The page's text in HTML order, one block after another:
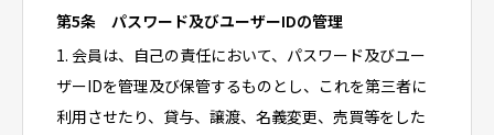
第5条 パスワード及びユーザーIDの管理
1. 会員は、自己の責任において、パスワード及びユー
ザーIDを管理及び保管するものとし、これを第三者に
利用させたり、貸与、譲渡、名義変更、売買等をした